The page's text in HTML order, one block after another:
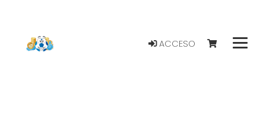
ACCESO